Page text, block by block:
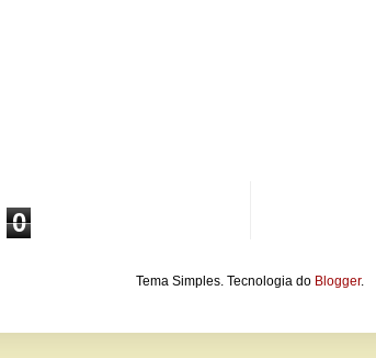
0
Tema Simples. Tecnologia do Blogger.